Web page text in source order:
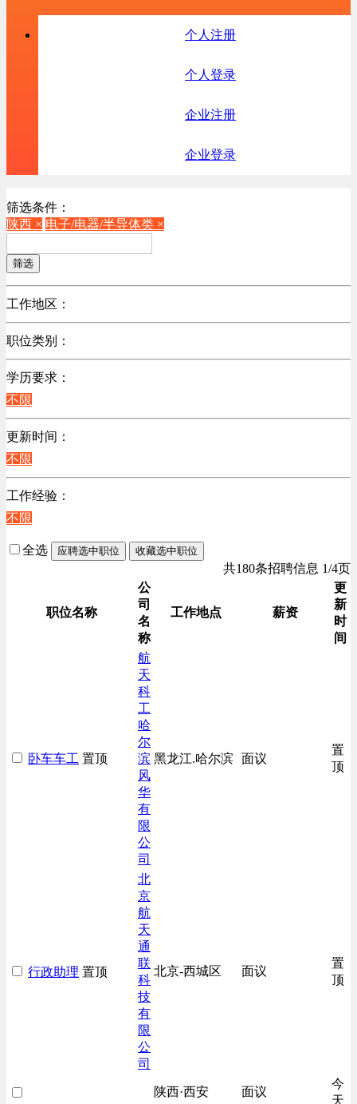
个人注册
个人登录
企业注册
企业登录
筛选条件：
陕西 × 电子/电器/半导体类 ×
筛选
工作地区：
不限
广东
江苏
陕西
浙江
辽宁
上海
职位类别：
不限
机械制造/仪器仪表类
销售管理类
计算机软件类
贸易/物流/仓储/采购类
客服及凯发娱乐网址的技术支持类
高级管理类
电子/电器/半导体类
电力电气/能源/自动化
咨询/顾问/法律类
行政/后勤/文秘类
互联网/电子商务/游戏类
通信/移动互联网/手机类
房地产开发/物业管理类
学历要求：
不限
更新时间：
不限
工作经验：
不限
全选 应聘选中职位 收藏选中职位
共180条招聘信息 1/4页
职位名称
公
司
名
称
工作地点 薪资
更
新
时
间
卧车车工 置顶
航
天
科
工
哈
尔
滨
风
华
有
限
公
司
黑龙江.哈尔滨 面议
置
顶
行政助理 置顶
北
京
航
天
通
联
科
技
有
限
公
司
北京-西城区 面议
置
顶
陕西·西安 面议
今
天